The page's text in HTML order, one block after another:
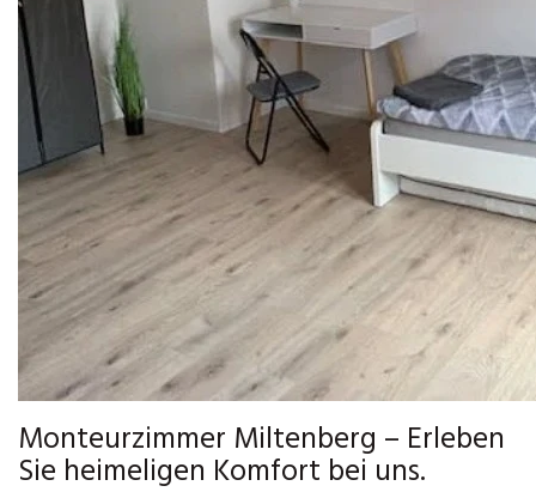
Monteurzimmer Miltenberg – Erleben
Sie heimeligen Komfort bei uns.